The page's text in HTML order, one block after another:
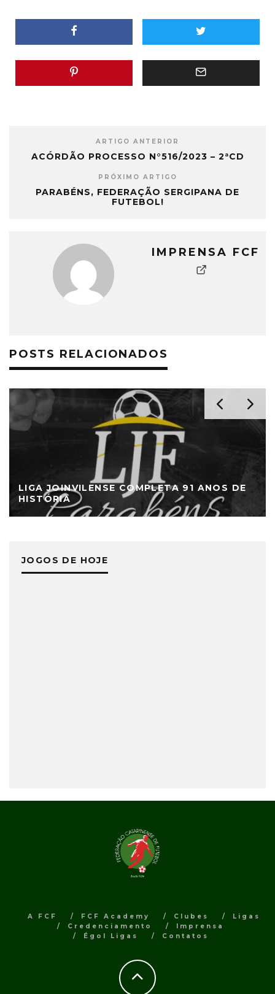
ARTIGO ANTERIOR
ACÓRDÃO PROCESSO N°516/2023 – 2ªCD
PRÓXIMO ARTIGO
PARABÉNS, FEDERAÇÃO SERGIPANA DE
FUTEBOL!
IMPRENSA FCF
POSTS RELACIONADOS
LIGA JOINVILENSE COMPLETA 91 ANOS DE
HISTÓRIA
JOGOS DE HOJE
A FCF FCF Academy Clubes
Ligas
Credenciamento
Imprensa
Égol Ligas
Contatos